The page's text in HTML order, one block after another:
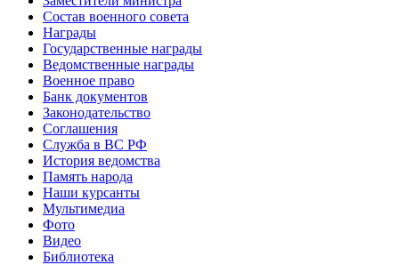
Состав военного совета
Награды
Государственные награды
Ведомственные награды
Военное право
Банк документов
Законодательство
Соглашения
Служба в ВС РФ
История ведомства
Память народа
Наши курсанты
Мультимедиа
Фото
Видео
Библиотека